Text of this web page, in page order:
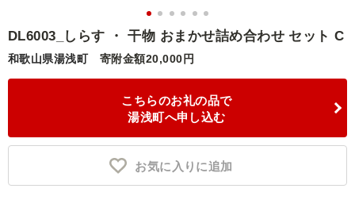
ランキング
控除額シミュレータ
DL6003_しらす ・ 干物 おまかせ詰め合わせ セット C
和歌山県湯浅町 寄附金額20,000円
こちらのお礼の品で
湯浅町へ申し込む
お気に入りに追加